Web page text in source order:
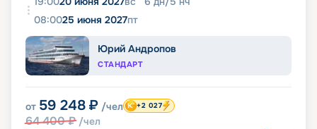
08:0025 июня 2027пт
Юрий Андропов
СТАНДАРТ
от 59 248 ₽ /чел
64 400₽ /чел
+2 027